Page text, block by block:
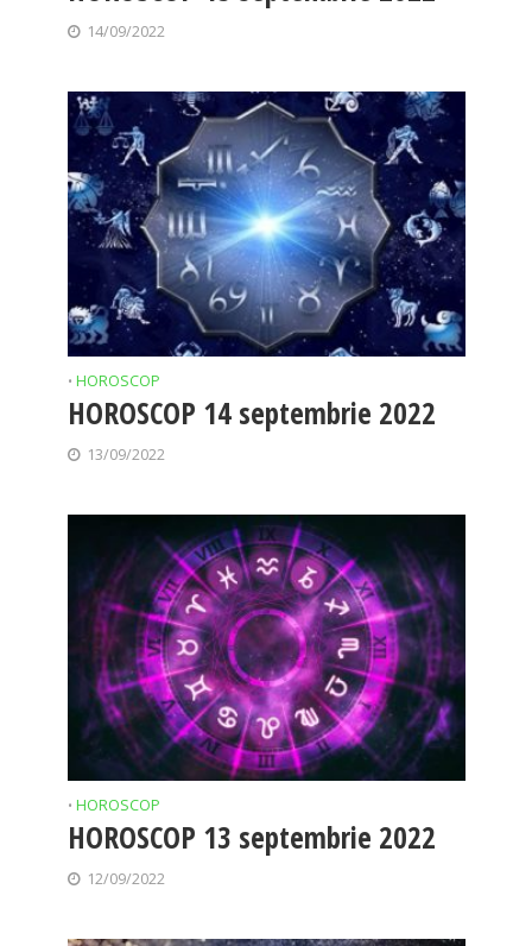
14/09/2022
• HOROSCOP
HOROSCOP 14 septembrie 2022
13/09/2022
• HOROSCOP
HOROSCOP 13 septembrie 2022
12/09/2022